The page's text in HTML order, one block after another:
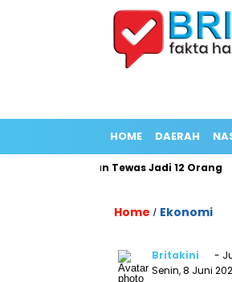
HOME DAERAH
Korban Tewas Jadi 12 Orang
Home / Ekonomi
Britakini
-
Senin, 8 Juni